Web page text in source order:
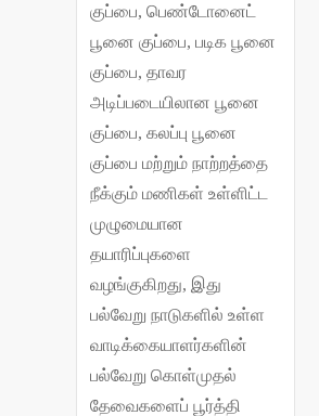
குப்பை, பெண்டோனைட்
பூனை குப்பை, படிக பூனை
குப்பை, தாவர
அடிப்படையிலான பூனை
குப்பை, கலப்பு பூனை
குப்பை மற்றும் நாற்றத்தை
நீக்கும் மணிகள் உள்ளிட்ட
முழுமையான
தயாரிப்புகளை
வழங்குகிறது, இது
பல்வேறு நாடுகளில் உள்ள
வாடிக்கையாளர்களின்
பல்வேறு கொள்முதல்
தேவைகளைப் பூர்த்தி